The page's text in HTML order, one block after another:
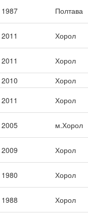
1987 Полтава
2011 Хорол
2011
Хорол
2010
Хорол
2011 Хорол
2005 м.Хорол
2009 Хорол
1980 Хорол
1988 Хорол